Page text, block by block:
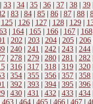
| 33| 34| 35| 36| 37| 38| 39|
| 83| 84| 85| 86| 87| 88|
125| 126| 127| 128| 129|
| 164| 165| 166| 167| 168
| 202 | 203| 204| 205| 206
| 240 | 241 | 242 | 243 | 244
| 278 | 279 | 280 | 281 | 282
| 316| 317| 318| 319| 320|
| 354 | 355 | 356 | 357 | 358
| 392 | 393 | 394 | 395 | 396
| 430| 431 | 432 | 433| 434|
463| 464| 465| 466| 467|